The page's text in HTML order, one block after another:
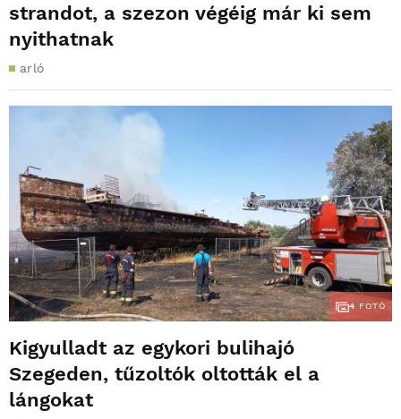
strandot, a szezon végéig már ki sem
nyithatnak
arló
4 FOTÓ
Kigyulladt az egykori bulihajó
Szegeden, tűzoltók oltották el a
lángokat